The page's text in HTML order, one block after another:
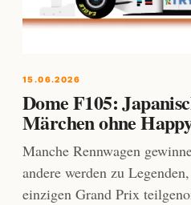
15.06.2026
Dome F105:
Märchen ohne
Manche Rennwagen
andere werden zu
einzigen Grand Prix